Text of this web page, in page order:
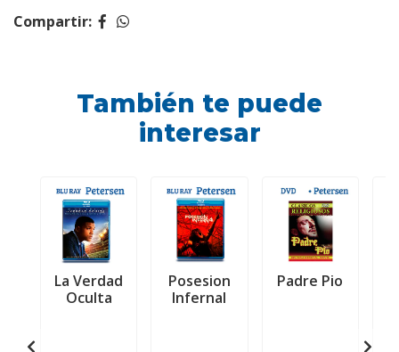
Compartir:
También te puede
interesar
La Verdad
Oculta
Posesion
Infernal
Padre Pio